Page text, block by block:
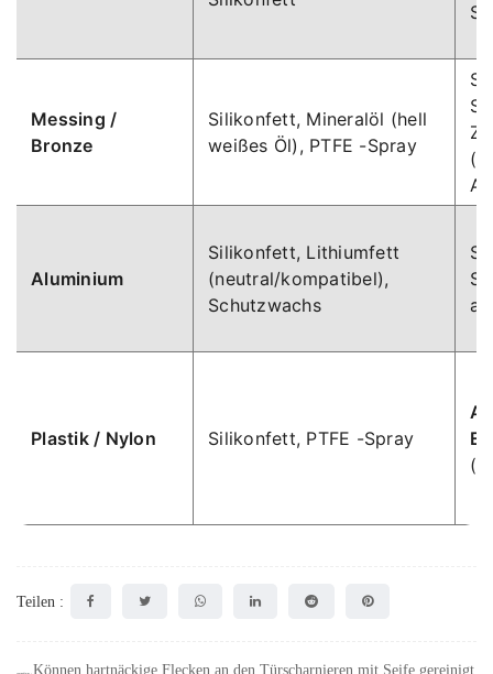
Messing /
Bronze
Silikonfett, Mineralöl (hell
weißes Öl), PTFE -Spray
Aluminium
Silikonfett, Lithiumfett
(neutral/kompatibel),
Schutzwachs
Plastik / Nylon Silikonfett, PTFE -Spray
Teilen :
Können hartnäckige Flecken an den Türscharnieren mit Seife gereinigt